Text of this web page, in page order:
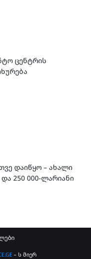
ცენტრის
დაიწყო – ახალი
250 000-ლარიანი
– ს მიერ